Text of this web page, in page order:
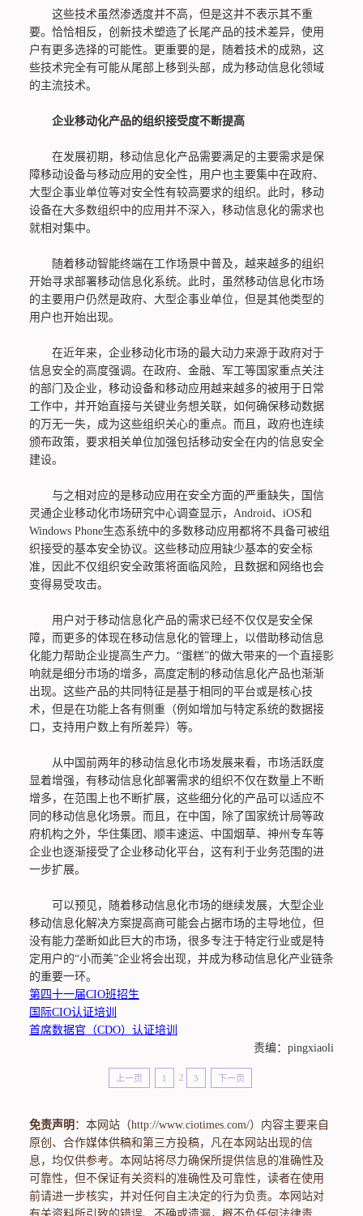
这些技术虽然渗透度并不高，但是这并不表示其不重
要。恰恰相反，创新技术塑造了长尾产品的技术差异，使用
户有更多选择的可能性。更重要的是，随着技术的成熟，这
些技术完全有可能从尾部上移到头部，成为移动信息化领域
的主流技术。
企业移动化产品的组织接受度不断提高
在发展初期，移动信息化产品需要满足的主要需求是保
障移动设备与移动应用的安全性，用户也主要集中在政府、
大型企事业单位等对安全性有较高要求的组织。此时，移动
设备在大多数组织中的应用并不深入，移动信息化的需求也
就相对集中。
随着移动智能终端在工作场景中普及，越来越多的组织
开始寻求部署移动信息化系统。此时，虽然移动信息化市场
的主要用户仍然是政府、大型企事业单位，但是其他类型的
用户也开始出现。
在近年来，企业移动化市场的最大动力来源于政府对于
信息安全的高度强调。在政府、金融、军工等国家重点关注
的部门及企业，移动设备和移动应用越来越多的被用于日常
工作中，并开始直接与关键业务想关联，如何确保移动数据
的万无一失，成为这些组织关心的重点。而且，政府也连续
颁布政策，要求相关单位加强包括移动安全在内的信息安全
建设。
与之相对应的是移动应用在安全方面的严重缺失，国信
灵通企业移动化市场研究中心调查显示，Android、iOS和
Windows Phone生态系统中的多数移动应用都将不具备可被组
织接受的基本安全协议。这些移动应用缺少基本的安全标
准，因此不仅组织安全政策将面临风险，且数据和网络也会
变得易受攻击。
用户对于移动信息化产品的需求已经不仅仅是安全保
障，而更多的体现在移动信息化的管理上，以借助移动信息
化能力帮助企业提高生产力。“蛋糕”的做大带来的一个直接影
响就是细分市场的增多，高度定制的移动信息化产品也渐渐
出现。这些产品的共同特征是基于相同的平台或是核心技
术，但是在功能上各有侧重（例如增加与特定系统的数据接
口，支持用户数上有所差异）等。
从中国前两年的移动信息化市场发展来看，市场活跃度
显着增强，有移动信息化部署需求的组织不仅在数量上不断
增多，在范围上也不断扩展，这些细分化的产品可以适应不
同的移动信息化场景。而且，在中国，除了国家统计局等政
府机构之外，华住集团、顺丰速运、中国烟草、神州专车等
企业也逐渐接受了企业移动化平台，这有利于业务范围的进
一步扩展。
可以预见，随着移动信息化市场的继续发展，大型企业
移动信息化解决方案提高商可能会占据市场的主导地位，但
没有能力垄断如此巨大的市场，很多专注于特定行业或是特
定用户的“小而美”企业将会出现，并成为移动信息化产业链条
的重要一环。
第四十一届CIO班招生
国际CIO认证培训
首席数据官（CDO）认证培训
责编：pingxiaoli
上一页 1 2 3 下一页
免责声明 ：本网站（http://www.ciotimes.com/）内容主要来自
原创、合作媒体供稿和第三方投稿，凡在本网站出现的信
息，均仅供参考。本网站将尽力确保所提供信息的准确性及
可靠性，但不保证有关资料的准确性及可靠性，读者在使用
前请进一步核实，并对任何自主决定的行为负责。本网站对